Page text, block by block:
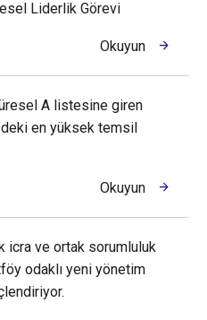
Liderlik Görevi
Okuyun
A listesine giren
en yüksek temsil
Okuyun
icra ve ortak sorumluluk
odaklı yeni yönetim